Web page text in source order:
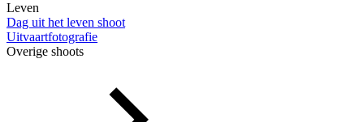
Leven
Dag uit het leven shoot
Uitvaartfotografie
Overige shoots